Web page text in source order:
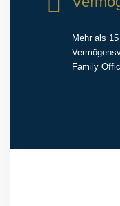
Mehr als
Family